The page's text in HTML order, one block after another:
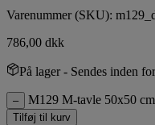
Varenummer (SKU):
786,00 dkk
På lager- Sendes inden
– M129 M-tavle 50x50
Tilføj til kurv